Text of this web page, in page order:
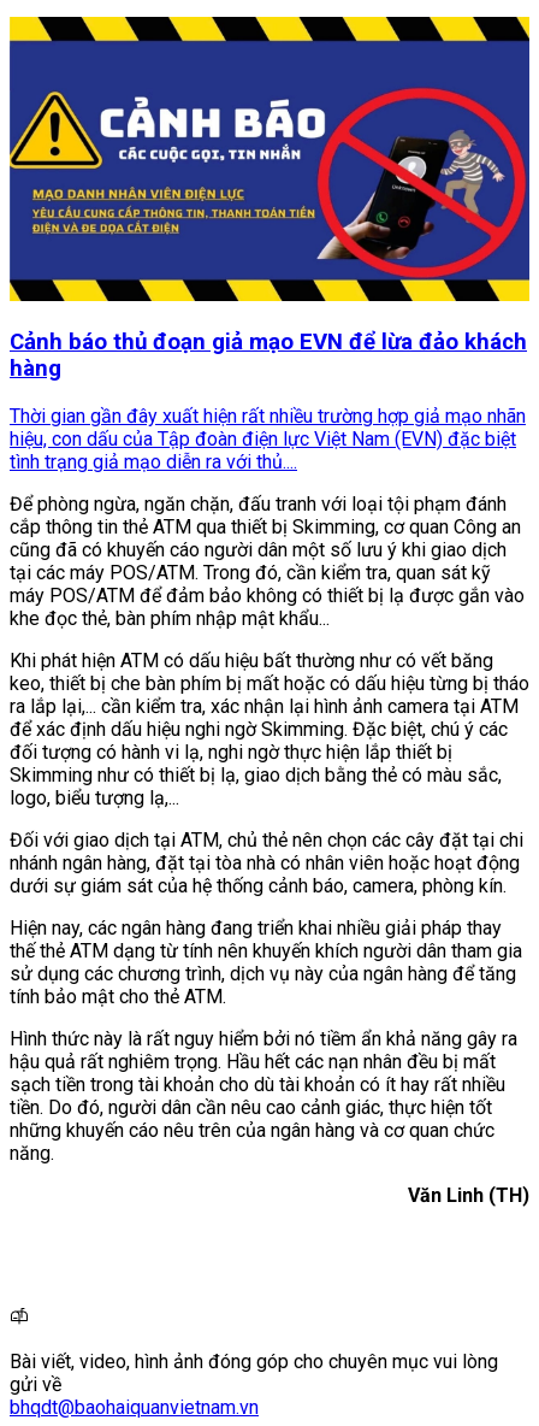
Cảnh báo thủ đoạn giả mạo EVN để lừa đảo khách
hàng
Thời gian gần đây xuất hiện rất nhiều trường hợp giả mạo nhãn
hiệu, con dấu của Tập đoàn điện lực Việt Nam (EVN) đặc biệt
tình trạng giả mạo diễn ra với thủ....
Để phòng ngừa, ngăn chặn, đấu tranh với loại tội phạm đánh
cắp thông tin thẻ ATM qua thiết bị Skimming, cơ quan Công an
cũng đã có khuyến cáo người dân một số lưu ý khi giao dịch
tại các máy POS/ATM. Trong đó, cần kiểm tra, quan sát kỹ
máy POS/ATM để đảm bảo không có thiết bị lạ được gắn vào
khe đọc thẻ, bàn phím nhập mật khẩu...
Khi phát hiện ATM có dấu hiệu bất thường như có vết băng
keo, thiết bị che bàn phím bị mất hoặc có dấu hiệu từng bị tháo
ra lắp lại,... cần kiểm tra, xác nhận lại hình ảnh camera tại ATM
để xác định dấu hiệu nghi ngờ Skimming. Đặc biệt, chú ý các
đối tượng có hành vi lạ, nghi ngờ thực hiện lắp thiết bị
Skimming như có thiết bị lạ, giao dịch bằng thẻ có màu sắc,
logo, biểu tượng lạ,...
Đối với giao dịch tại ATM, chủ thẻ nên chọn các cây đặt tại chi
nhánh ngân hàng, đặt tại tòa nhà có nhân viên hoặc hoạt động
dưới sự giám sát của hệ thống cảnh báo, camera, phòng kín.
Hiện nay, các ngân hàng đang triển khai nhiều giải pháp thay
thế thẻ ATM dạng từ tính nên khuyến khích người dân tham gia
sử dụng các chương trình, dịch vụ này của ngân hàng để tăng
tính bảo mật cho thẻ ATM.
Hình thức này là rất nguy hiểm bởi nó tiềm ẩn khả năng gây ra
hậu quả rất nghiêm trọng. Hầu hết các nạn nhân đều bị mất
sạch tiền trong tài khoản cho dù tài khoản có ít hay rất nhiều
tiền. Do đó, người dân cần nêu cao cảnh giác, thực hiện tốt
những khuyến cáo nêu trên của ngân hàng và cơ quan chức
năng.
Văn Linh (TH)
Bài viết, video, hình ảnh đóng góp cho chuyên mục vui lòng
gửi về
bhqdt@baohaiquanvietnam.vn